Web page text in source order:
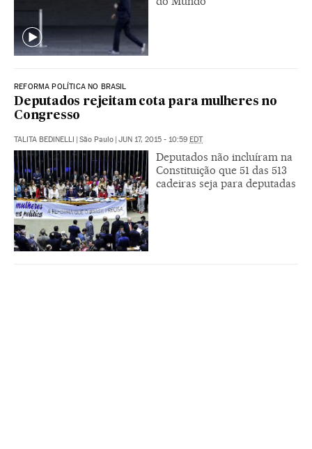
REFORMA POLÍTICA NO BRASIL
Deputados rejeitam cota para mulheres no
Congresso
TALITA BEDINELLI | São Paulo | JUN 17, 2015 - 10:59 EDT
Deputados não incluíram na
Constituição que 51 das 513
cadeiras seja para deputadas